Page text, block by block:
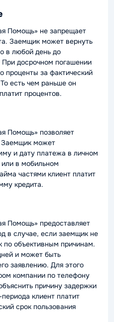
Помощь» не запрещает
Заемщик может вернуть
в любой день до
При досрочном погашении
проценты за фактический
есть чем раньше он
процентов.
Помощь» позволяет
Заемщик может
и дату платежа в личном
в мобильном
частями клиент платит
кредита.
Помощь» предоставляет
в случае, если заемщик не
по объективным причинам.
и может быть
заявлению. Для этого
компании по телефону
причину задержки
клиент платит
срок пользования